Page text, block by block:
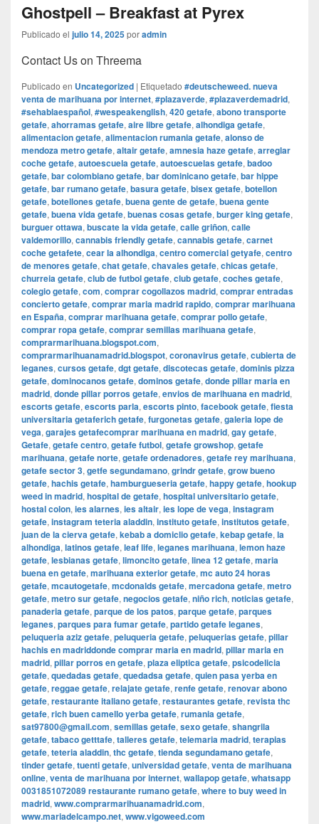
Ghostpell – Breakfast at Pyrex
Publicado el julio 14, 2025poradmin
Contact Us on Threema
Publicado en Uncategorized | Etiquetado #deutscheweed. nueva
venta de marihuana por internet, #plazaverde, #plazaverdemadrid,
#sehablaespañol, #wespeakenglish, 420 getafe, abono transporte
getafe, ahorramas getafe, aire libre getafe, alhondiga getafe,
alimentacion getafe, alimentacion rumania getafe, alonso de
mendoza metro getafe, altair getafe, amnesia haze getafe, arreglar
coche getafe, autoescuela getafe, autoescuelas getafe, badoo
getafe, bar colombiano getafe, bar dominicano getafe, bar hippe
getafe, bar rumano getafe, basura getafe, bisex getafe, botellon
getafe, botellones getafe, buena gente de getafe, buena gente
getafe, buena vida getafe, buenas cosas getafe, burger king getafe,
burguer ottawa, buscate la vida getafe, calle griñon, calle
valdemorillo, cannabis friendly getafe, cannabis getafe, carnet
coche getafete, cear la alhondiga, centro comercial getyafe, centro
de menores getafe, chat getafe, chavales getafe, chicas getafe,
churreia getafe, club de futbol getafe, club getafe, coches getafe,
colegio getafe, com, comprar cogollazos madrid, comprar entradas
concierto getafe, comprar maria madrid rapido, comprar marihuana
en España, comprar marihuana getafe, comprar pollo getafe,
comprar ropa getafe, comprar semillas marihuana getafe,
comprarmarihuana.blogspot.com,
comprarmarihuanamadrid.blogspot, coronavirus getafe, cubierta de
leganes, cursos getafe, dgt getafe, discotecas getafe, dominis pizza
getafe, dominocanos getafe, dominos getafe, donde pillar maria en
madrid, donde pillar porros getafe, envios de marihuana en madrid,
escorts getafe, escorts parla, escorts pinto, facebook getafe, fiesta
universitaria getaferich getafe, furgonetas getafe, galeria lope de
vega, garajes getafecomprar marihuana en madrid, gay getafe,
Getafe, getafe centro, getafe futbol, getafe growshop, getafe
marihuana, getafe norte, getafe ordenadores, getafe rey marihuana,
getafe sector 3, getfe segundamano, grindr getafe, grow bueno
getafe, hachis getafe, hamburgueseria getafe, happy getafe, hookup
weed in madrid, hospital de getafe, hospital universitario getafe,
hostal colon, ies alarnes, ies altair, ies lope de vega, instagram
getafe, instagram teteria aladdin, instituto getafe, institutos getafe,
juan de la cierva getafe, kebab a domiclio getafe, kebap getafe, la
alhondiga, latinos getafe, leaf life, leganes marihuana, lemon haze
getafe, lesbianas getafe, limoncito getafe, linea 12 getafe, maria
buena en getafe, marihuana exterior getafe, mc auto 24 horas
getafe, mcautogetafe, mcdonalds getafe, mercadona getafe, metro
getafe, metro sur getafe, negocios getafe, niño rich, noticias getafe,
panaderia getafe, parque de los patos, parque getafe, parques
leganes, parques para fumar getafe, partido getafe leganes,
peluqueria aziz getafe, peluqueria getafe, peluquerias getafe, pillar
hachis en madriddonde comprar maria en madrid, pillar maria en
madrid, pillar porros en getafe, plaza eliptica getafe, psicodelicia
getafe, quedadas getafe, quedadsa getafe, quien pasa yerba en
getafe, reggae getafe, relajate getafe, renfe getafe, renovar abono
getafe, restaurante italiano getafe, restaurantes getafe, revista thc
getafe, rich buen camello yerba getafe, rumania getafe,
sat97800@gmail.com, semillas getafe, sexo getafe, shangrila
getafe, tabaco getttafe, talleres getafe, telemaria madrid, terapias
getafe, teteria aladdin, thc getafe, tienda segundamano getafe,
tinder getafe, tuenti getafe, universidad getafe, venta de marihuana
online, venta de marihuana por internet, wallapop getafe, whatsapp
0031851072089 restaurante rumano getafe, where to buy weed in
madrid, www.comprarmarihuanamadrid.com,
www.mariadelcampo.net, www.vigoweed.com